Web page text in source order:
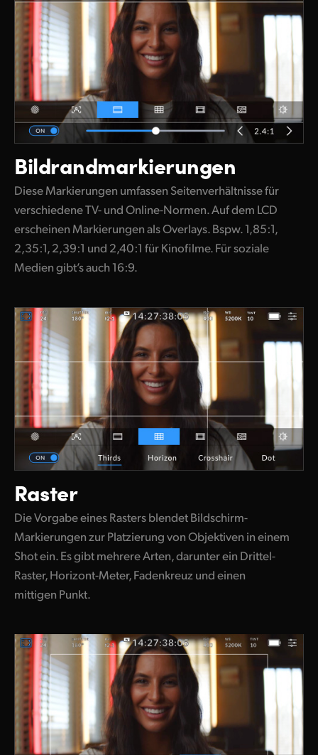
Bildrandmarkierungen
Diese Markierungen umfassen Seitenverhältnisse für
verschiedene TV- und Online-Normen. Auf dem LCD
erscheinen Markierungen als Overlays. Bspw. 1,85:1,
2,35:1, 2,39:1 und 2,40:1 für Kinofilme. Für soziale
Medien gibt’s auch 16:9.
Raster
Die Vorgabe eines Rasters blendet Bildschirm-
Markierungen zur Platzierung von Objektiven in einem
Shot ein. Es gibt mehrere Arten, darunter ein Drittel-
Raster, Horizont-Meter, Fadenkreuz und einen
mittigen Punkt.